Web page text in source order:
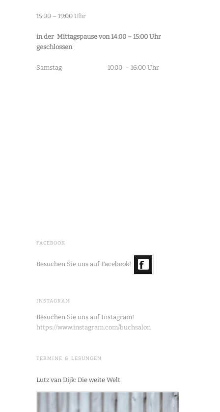
15:00 – 19:00 Uhr
in der Mittagspause von 14:00 – 15:00 Uhr
geschlossen
Samstag 10:00 – 16:00 Uhr
FACEBOOK
Besuchen Sie uns auf Facebook!
INSTAGRAM
Besuchen Sie uns auf Instagram!
https://www.instagram.com/buchsalon
TERMINE & LESUNGEN
Lutz van Dijk: Die weite Welt